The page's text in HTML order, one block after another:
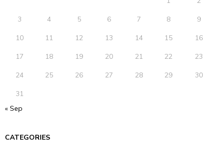
3 4 5 6 7 8 9
10 11 12 13 14 15 16
17 18 19 20 21 22 23
24 25 26 27 28 29 30
31
« Sep
CATEGORIES